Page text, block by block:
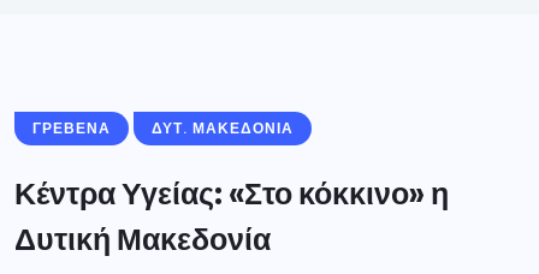
ΓΡΕΒΕΝΑ ΔΥΤ. ΜΑΚΕΔΟΝΙΑ
Κέντρα Υγείας: «Στο κόκκινο» η
Δυτική Μακεδονία